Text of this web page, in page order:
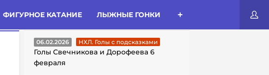
ФИГУРНОЕ КАТАНИЕ ЛЫЖНЫЕ ГОНКИ
ГОЛЫ С ПОДСКАЗКАМИ
06.02.2026 НХЛ. Голы с подсказками
Голы Свечникова и Дорофеева 6
февраля